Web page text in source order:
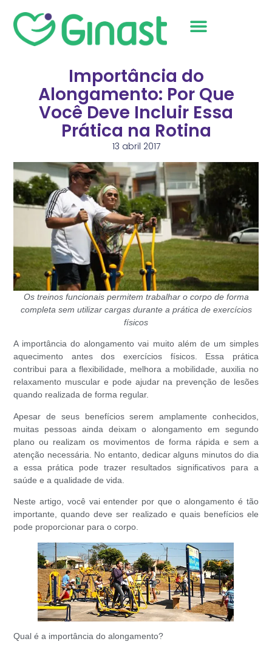
Importância do
Alongamento: Por Que
Você Deve Incluir Essa
Prática na Rotina
13 abril 2017
Os treinos funcionais permitem trabalhar o corpo de forma
completa sem utilizar cargas durante a prática de exercícios
físicos
A importância do alongamento vai muito além de um simples
aquecimento antes dos exercícios físicos. Essa prática
contribui para a flexibilidade, melhora a mobilidade, auxilia no
relaxamento muscular e pode ajudar na prevenção de lesões
quando realizada de forma regular.
Apesar de seus benefícios serem amplamente conhecidos,
muitas pessoas ainda deixam o alongamento em segundo
plano ou realizam os movimentos de forma rápida e sem a
atenção necessária. No entanto, dedicar alguns minutos do dia
a essa prática pode trazer resultados significativos para a
saúde e a qualidade de vida.
Neste artigo, você vai entender por que o alongamento é tão
importante, quando deve ser realizado e quais benefícios ele
pode proporcionar para o corpo.
Qual é a importância do alongamento?